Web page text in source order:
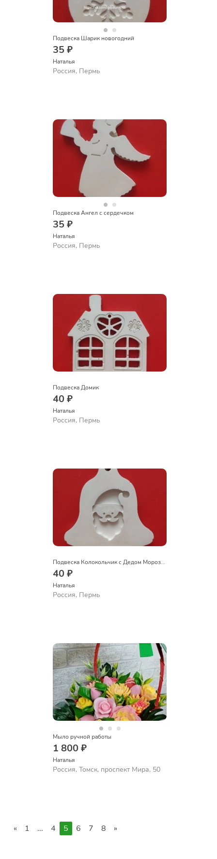
Подвеска Шарик новогодний
35 ₽
Наталья
Россия, Пермь
Подвеска Ангел с сердечком
35 ₽
Наталья
Россия, Пермь
Подвеска Домик
40 ₽
Наталья
Россия, Пермь
Подвеска Колокольчик с Дедом Морозом
40 ₽
Наталья
Россия, Пермь
Мыло ручной работы
1 800 ₽
Наталья
Россия, Томск, проспект Мира, 50
« 1 ... 4 5 6 7 8 »